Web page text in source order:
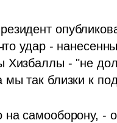
удар -
Хизбаллы - "не
мы так близки к
самооборону, -